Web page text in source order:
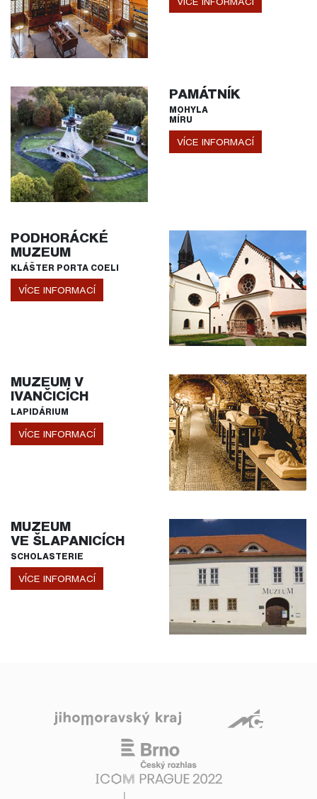
PAMÁTNÍK
MOHYLA
MÍRU
VÍCE INFORMACÍ
PODHORÁCKÉ
MUZEUM
KLÁŠTER PORTA COELI
VÍCE INFORMACÍ
MUZEUM V
IVANČICÍCH
LAPIDÁRIUM
VÍCE INFORMACÍ
MUZEUM
VE ŠLAPANICÍCH
SCHOLASTERIE
VÍCE INFORMACÍ